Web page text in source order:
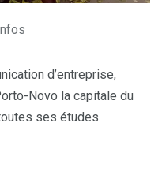
d’entreprise,
Novo la capitale du
ses études